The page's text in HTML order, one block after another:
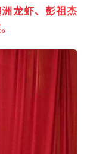
龙虾、彭祖杰